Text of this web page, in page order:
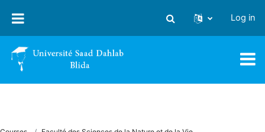
Toggle search input
Log in